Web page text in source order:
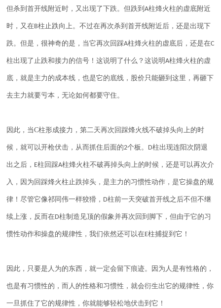
但杀到首开线附近时，又出现了下跌。但跌到A柱烽火柱的虚底附近
时，又在B柱止跌向上。不过在再次杀到首开线附近后，还是出现下
跌。但是，很神奇的是，当它再次回踩A柱烽火柱的虚底后，还是在C
柱出现了止跌和接力的信号！这说明了什么？这说明A柱烽火柱的虚
底，就是主力的成本线，也是它的底线，股价只能砸到这里，再砸下
去主力就要亏本，无论如何都要守住。
因此，当C柱形成接力，第二天再次回踩烽火线不破掉头向上的时
候，就可以开枪伏击，从而抓住后面的2个板。 D柱出现连阳次阴退
出之后， E柱回踩A柱烽火柱不破再掉头向上的时候，还是可以再次介
入，因为回踩烽火柱止跌掉头，是主力的习惯性动作，是它操盘的规
律！尽管它像祁同伟一样狡猾， D柱前一天突破首开线之后不但不继
续上涨，反而在D柱制造见顶的假象并再次回到脚下，但由于它的习
惯性动作和操盘的规律性，我们依然还可以在E柱捕捉到它！
因此，只要是人为的东西，就一定会留下痕迹。因为人是有性格的，
也是有习惯性的，而人的性格和习惯性，就会衍生出它的规律性，你
一旦抓住了它的规律性，你就能够轻松地伏击到它！